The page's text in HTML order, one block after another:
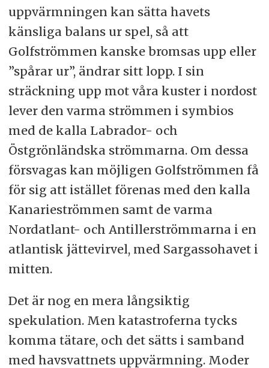
uppvärmningen kan sätta havets
känsliga balans ur spel, så att
Golfströmmen kanske bromsas upp eller
”spårar ur”, ändrar sitt lopp. I sin
sträckning upp mot våra kuster i nordost
lever den varma strömmen i symbios
med de kalla Labrador- och
Östgrönländska strömmarna. Om dessa
försvagas kan möjligen Golfströmmen få
för sig att istället förenas med den kalla
Kanarieströmmen samt de varma
Nordatlant- och Antillerströmmarna i en
atlantisk jättevirvel, med Sargassohavet i
mitten.
Det är nog en mera långsiktig
spekulation. Men katastroferna tycks
komma tätare, och det sätts i samband
med havsvattnets uppvärmning. Moder